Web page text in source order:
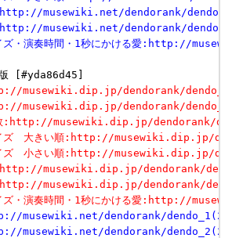
:http://musewiki.net/dendorank/
:http://musewiki.net/dendorank/
イズ・演奏時間・1秒にかける愛:http://
musewiki.dip.jp/dendorank/
musewiki.dip.jp/dendorank/
数:http://musewiki.dip.jp/dendorank/
イズ　大きい順:http://musewiki.dip.jp/
イズ　小さい順:http://musewiki.dip.jp/
:http://musewiki.dip.jp/dendorank/
:http://musewiki.dip.jp/dendorank/
イズ・演奏時間・1秒にかける愛:http://
musewiki.net/dendorank/
musewiki.net/dendorank/